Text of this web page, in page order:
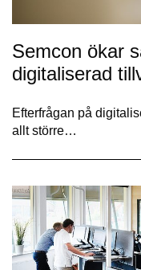
Semcon ökar
digitaliserad
Efterfrågan på
allt större…